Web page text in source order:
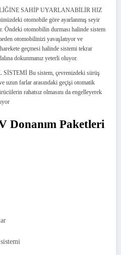
SAHİP UYARLANABİLİR HIZ
otomobile göre ayarlanmış seyir
Öndeki otomobilin durması halinde sistem
otomobilinizi yavaşlatıyor ve
geçmesi halinde sistemi tekrar
dokunmanız yeterli oluyor.
Bu sistem, çevrenizdeki sürüş
uzun farlar arasındaki geçişi otomatik
rahatsız olmasını da engelleyerek
Donanım Paketleri